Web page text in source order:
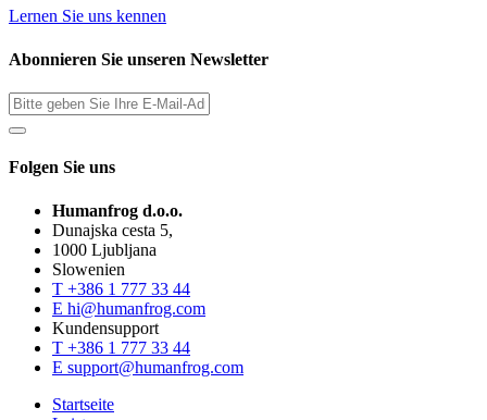
Lernen Sie uns kennen
Abonnieren Sie unseren Newsletter
Folgen Sie uns
Humanfrog d.o.o.
Dunajska cesta 5,
1000 Ljubljana
Slowenien
T +386 1 777 33 44
E hi@humanfrog.com
Kundensupport
T +386 1 777 33 44
E support@humanfrog.com
Startseite